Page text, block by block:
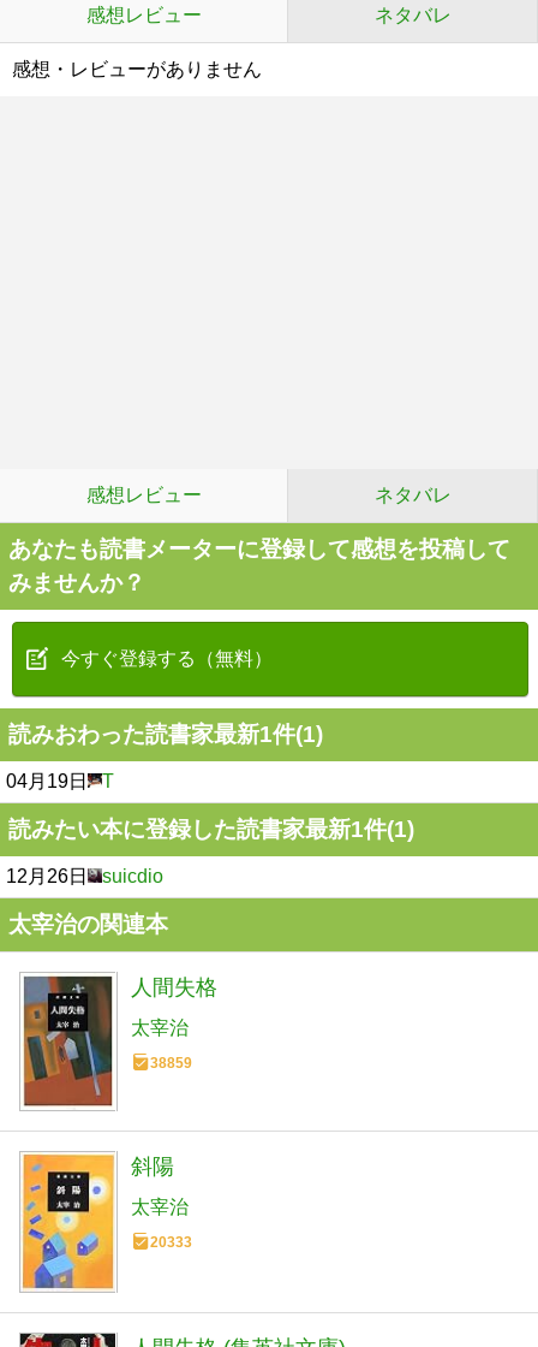
感想レビュー ネタバレ
感想・レビューがありません
感想レビュー ネタバレ
あなたも読書メーターに登録して感想を投稿して
みませんか？
今すぐ登録する（無料）
読みおわった読書家最新1件(1)
04月19日 T
読みたい本に登録した読書家最新1件(1)
12月26日 suicdio
太宰治の関連本
人間失格
太宰治
38859
斜陽
太宰治
20333